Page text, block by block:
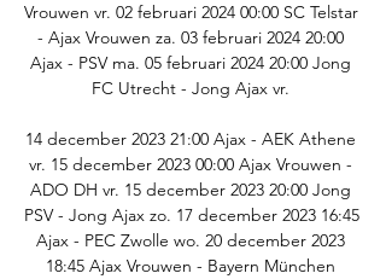
Vrouwen vr. 02 februari 2024 00:00 SC Telstar
- Ajax Vrouwen za. 03 februari 2024 20:00
Ajax - PSV ma. 05 februari 2024 20:00 Jong
FC Utrecht - Jong Ajax vr.
14 december 2023 21:00 Ajax - AEK Athene
vr. 15 december 2023 00:00 Ajax Vrouwen -
ADO DH vr. 15 december 2023 20:00 Jong
PSV - Jong Ajax zo. 17 december 2023 16:45
Ajax - PEC Zwolle wo. 20 december 2023
18:45 Ajax Vrouwen - Bayern München